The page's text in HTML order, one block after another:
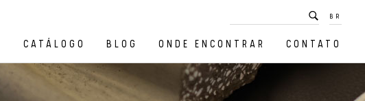
BR
CATÁLOGO BLOG ONDE ENCONTRAR CONTATO